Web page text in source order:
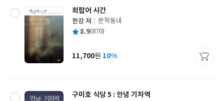
희랍어 시간
글
쓴
한강 저
출
사
문학동네
평 8.9(870)
가
11,700원 10%
구미호 식당 5 : 안녕 기차역